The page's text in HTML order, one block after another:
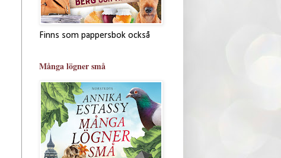
Finns som pappersbok också
Många lögner små